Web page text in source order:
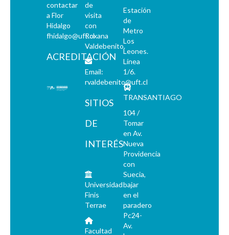
contactar
a Flor
Hidalgo
fhidalgo@uft.cl
ACREDITACIÓN
de
visita
con
Roxana
Valdebenito.
Email:
rvaldebenito@uft.cl
SITIOS
DE
INTERÉS
Universidad
Finis
Terrae
Facultad
Estación
de
Metro
Los
Leones.
Línea
1/6.
TRANSANTIAGO
104 /
Tomar
en Av.
Nueva
Providencia
con
Suecia,
bajar
en el
paradero
Pc24-
Av.